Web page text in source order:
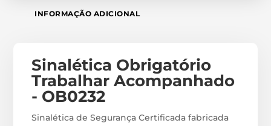
INFORMAÇÃO ADICIONAL
Sinalética Obrigatório
Trabalhar Acompanhado
- OB0232
Sinalética de Segurança Certificada fabricada